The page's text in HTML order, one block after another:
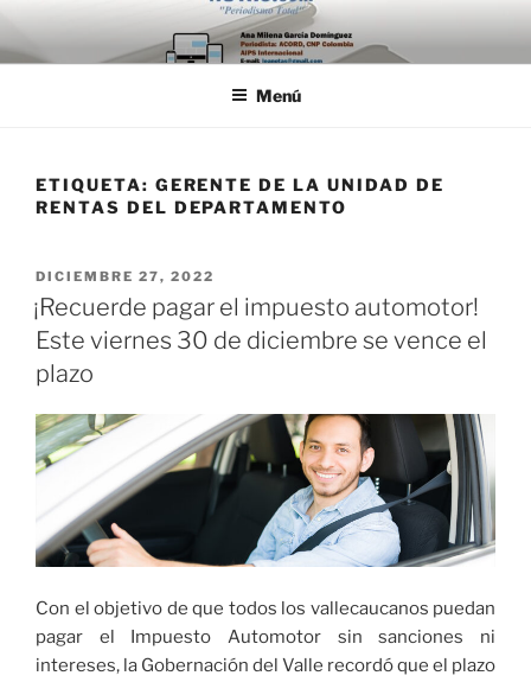
Saltar
al
contenido
Menú
ETIQUETA: GERENTE DE LA UNIDAD DE
RENTAS DEL DEPARTAMENTO
PUBLICADO
EL
DICIEMBRE 27, 2022
¡Recuerde pagar el impuesto automotor!
Este viernes 30 de diciembre se vence el
plazo
Con el objetivo de que todos los vallecaucanos puedan
pagar el Impuesto Automotor sin sanciones ni
intereses, la Gobernación del Valle recordó que el plazo